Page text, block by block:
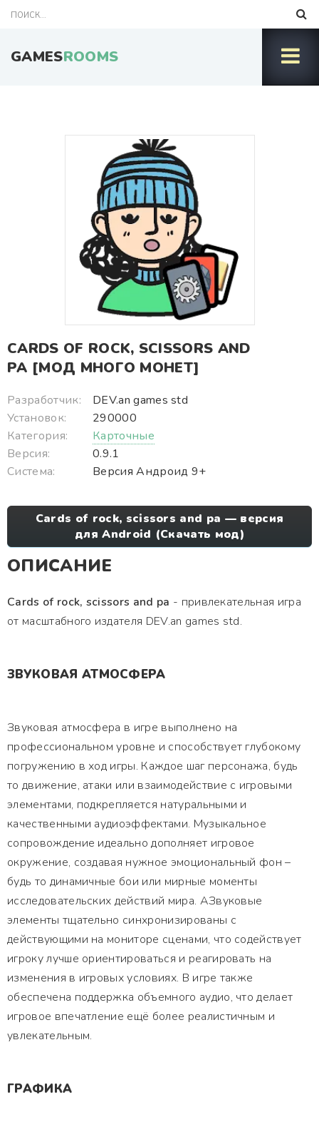
GAMESROOMS
CARDS OF ROCK, SCISSORS AND
PA [МОД МНОГО МОНЕТ]
Разработчик:
DEV.an games std
Установок:
290000
Категория:
Карточные
Версия:
0.9.1
Система:
Версия Андроид 9+
Cards of rock, scissors and pa — версия
для Android (Скачать мод)
ОПИСАНИЕ
Cards of rock, scissors and pa - привлекательная игра
от масштабного издателя DEV.an games std.
ЗВУКОВАЯ АТМОСФЕРА
Звуковая атмосфера в игре выполнено на
профессиональном уровне и способствует глубокому
погружению в ход игры. Каждое шаг персонажа, будь
то движение, атаки или взаимодействие с игровыми
элементами, подкрепляется натуральными и
качественными аудиоэффектами. Музыкальное
сопровождение идеально дополняет игровое
окружение, создавая нужное эмоциональный фон –
будь то динамичные бои или мирные моменты
исследовательских действий мира. АЗвуковые
элементы тщательно синхронизированы с
действующими на мониторе сценами, что содействует
игроку лучше ориентироваться и реагировать на
изменения в игровых условиях. В игре также
обеспечена поддержка объемного аудио, что делает
игровое впечатление ещё более реалистичным и
увлекательным.
ГРАФИКА